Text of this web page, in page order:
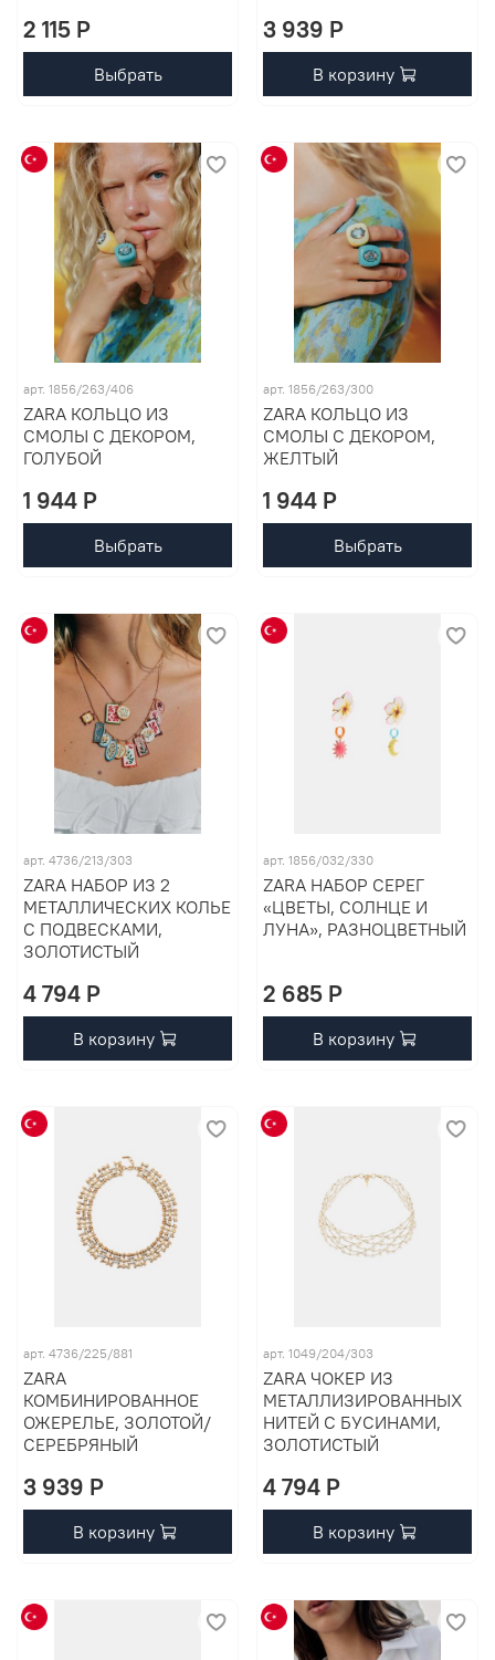
2 115 P
Выбрать
3 939 P
В корзину
арт. 1856/263/406
ZARA КОЛЬЦО ИЗ
СМОЛЫ С ДЕКОРОМ,
ГОЛУБОЙ
1 944 P
Выбрать
арт. 1856/263/300
ZARA КОЛЬЦО ИЗ
СМОЛЫ С ДЕКОРОМ,
ЖЕЛТЫЙ
1 944 P
Выбрать
арт. 4736/213/303
ZARA НАБОР ИЗ 2
МЕТАЛЛИЧЕСКИХ КОЛЬЕ
С ПОДВЕСКАМИ,
ЗОЛОТИСТЫЙ
4 794 P
В корзину
арт. 1856/032/330
ZARA НАБОР СЕРЕГ
«ЦВЕТЫ, СОЛНЦЕ И
ЛУНА», РАЗНОЦВЕТНЫЙ
2 685 P
В корзину
арт. 4736/225/881
ZARA
КОМБИНИРОВАННОЕ
ОЖЕРЕЛЬЕ, ЗОЛОТОЙ/
СЕРЕБРЯНЫЙ
3 939 P
В корзину
арт. 1049/204/303
ZARA ЧОКЕР ИЗ
МЕТАЛЛИЗИРОВАННЫХ
НИТЕЙ С БУСИНАМИ,
ЗОЛОТИСТЫЙ
4 794 P
В корзину